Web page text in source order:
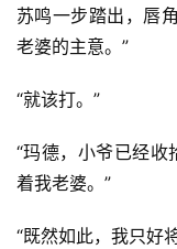
苏鸣一步踏出，唇
老婆的主意。”
“就该打。”
“玛德，小爷已经
着我老婆。”
“既然如此，我只好